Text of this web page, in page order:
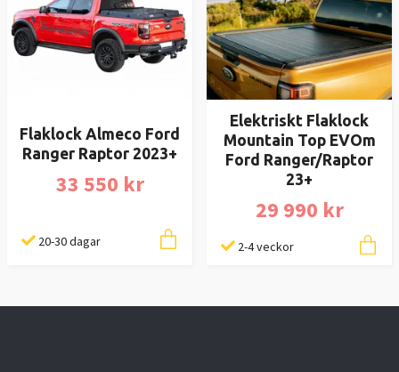
Flaklock Almeco Ford
Ranger Raptor 2023+
33 550 kr
20-30 dagar
Elektriskt Flaklock
Mountain Top EVOm
Ford Ranger/Raptor
23+
29 990 kr
2-4 veckor